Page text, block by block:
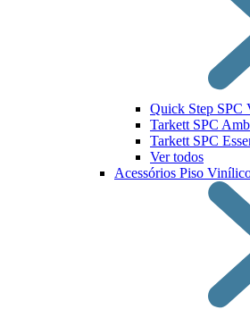
Quick Step SPC
Tarkett SPC
Tarkett SPC
Ver todos
Acessórios Piso